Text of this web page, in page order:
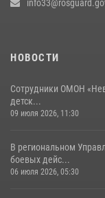
НОВОСТИ
Сотрудники ОМОН
детск...
09 июля 2026, 11:30
В региональном
боевых дейс...
06 июля 2026, 05:30